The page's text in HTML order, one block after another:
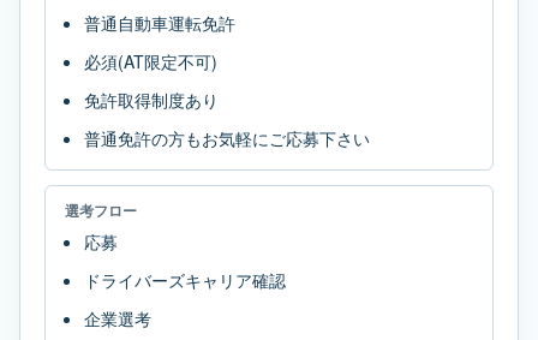
普通自動車運転免許
必須(AT限定不可)
免許取得制度あり
普通免許の方もお気軽にご応募下さい
選考フロー
応募
ドライバーズキャリア確認
企業選考